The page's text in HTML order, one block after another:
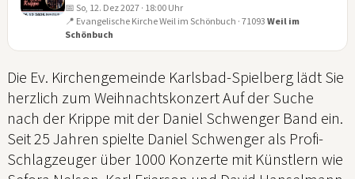
📅 So, 12. Dez 2027 · 18:00 Uhr
📍 Evangelische Kirche Weil im Schönbuch · 71093 Weil im
Schönbuch
Die Ev. Kirchengemeinde Karlsbad-Spielberg lädt Sie
herzlich zum Weihnachtskonzert Auf der Suche
nach der Krippe mit der Daniel Schwenger Band ein.
Seit 25 Jahren spielte Daniel Schwenger als Profi-
Schlagzeuger über 1000 Konzerte mit Künstlern wie